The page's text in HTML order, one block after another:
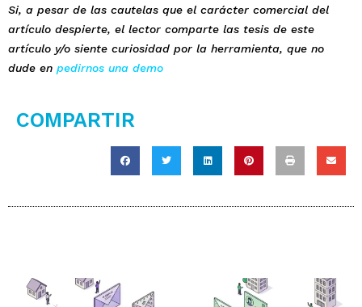
Si, a pesar de las cautelas que el carácter comercial del
artículo despierte, el lector comparte las tesis de este
artículo y/o siente curiosidad por la herramienta, que no
dude en pedirnos una demo
COMPARTIR